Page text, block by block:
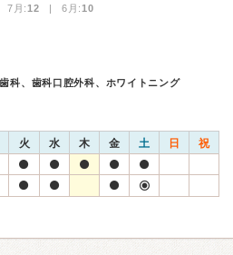
7月:12 | 6月:10
科、歯科口腔外科、ホワイトニング
火 水 木 金 土 日 祝